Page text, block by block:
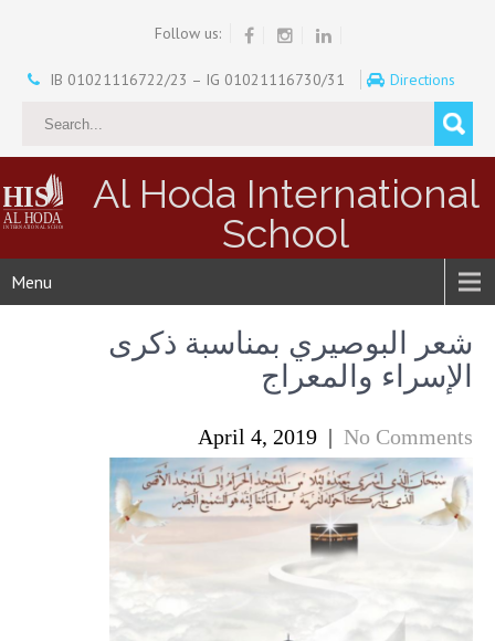
Follow us:
IB 01021116722/23 – IG 01021116730/31 Directions
Al Hoda International
School
Menu
شعر البوصيري بمناسبة ذكرى
الإسراء والمعراج
April 4, 2019 | No Comments